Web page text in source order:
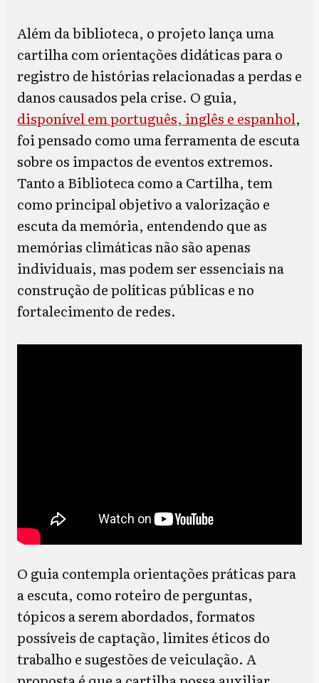
Além da biblioteca, o projeto lança uma
cartilha com orientações didáticas para o
registro de histórias relacionadas a perdas e
danos causados pela crise. O guia,
disponível em português, inglês e espanhol,
foi pensado como uma ferramenta de escuta
sobre os impactos de eventos extremos.
Tanto a Biblioteca como a Cartilha, tem
como principal objetivo a valorização e
escuta da memória, entendendo que as
memórias climáticas não são apenas
individuais, mas podem ser essenciais na
construção de políticas públicas e no
fortalecimento de redes.
O guia contempla orientações práticas para
a escuta, como roteiro de perguntas,
tópicos a serem abordados, formatos
possíveis de captação, limites éticos do
trabalho e sugestões de veiculação. A